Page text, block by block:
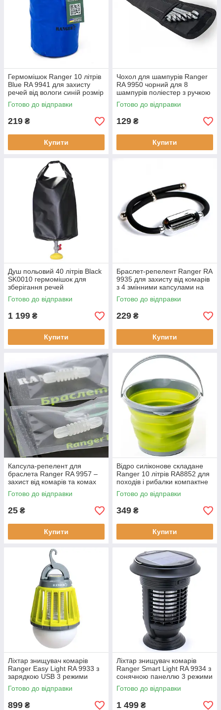
Гермомішок Ranger 10 літрів
Blue RA 9941 для захисту
речей від вологи синій розмір
47х21х21 см легкий 0.1 кг
новий
Готово до відправки
219 ₴
Купити
Чохол для шампурів Ranger
RA 9950 чорний для 8
шампурів поліестер з ручкою
для перенесення 60х8 см
зручний та надійний
Готово до відправки
129 ₴
Купити
Душ польовий 40 літрів Black
SK0010 гермомішок для
зберігання речей
водонепроникний для
туристів та відпочинку на
Готово до відправки
1 199 ₴
Купити
Браслет-репелент Ranger RA
9935 для захисту від комарів
з 4 змінними капсулами на
60 днів матеріал: пластик
вага: 70 грамів
Готово до відправки
229 ₴
Купити
Капсула-репелент для
браслета Ranger RA 9957 –
захист від комарів та комах
15 днів дії натуральні олії
силікон 25x6 мм комплект
Готово до відправки
25 ₴
Купити
Відро силіконове складане
Ranger 10 літрів RA8852 для
походів і рибалки компактне
харчовий силікон салатовий
570 г вагу 570 г
Готово до відправки
349 ₴
Купити
Ліхтар знищувач комарів
Ranger Easy Light RA 9933 з
зарядкою USB 3 режими
яскравості 2000 мАг захист
від дощу до 50 кв. м
Готово до відправки
899 ₴
Ліхтар знищувач комарів
Ranger Smart Light RA 9934 з
сонячною панеллю 3 режими
роботи захист до 80 кв.м
ударостійкий та 2000 мАг
Готово до відправки
1 499 ₴